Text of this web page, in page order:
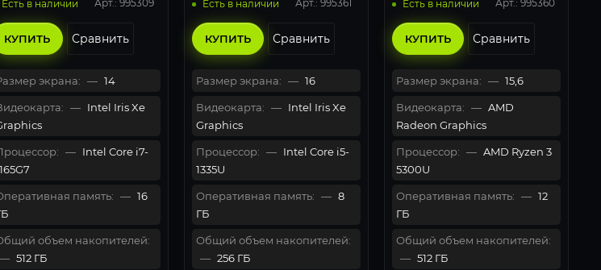
Есть в наличии Арт.: 995309
КУПИТЬ Сравнить
экрана: — 14
— Intel Iris Xe
— Intel Core i7-
память: — 16
объем накопителей:
— 512 ГБ
Есть в наличии Арт.: 995361
КУПИТЬ Сравнить
Размер экрана: — 16
Видеокарта: — Intel Iris Xe
Graphics
Процессор: — Intel Core i5-
1335U
Оперативная память: — 8
ГБ
Общий объем накопителей:
— 256 ГБ
Есть в наличии Арт.: 995360
КУПИТЬ Сравнить
Размер экрана: — 15,6
Видеокарта: — AMD
Radeon Graphics
Процессор: — AMD Ryzen 3
5300U
Оперативная память: — 12
ГБ
Общий объем накопителей:
— 512 ГБ